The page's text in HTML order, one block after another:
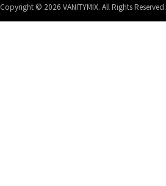
Copyright © 2026 VANITYMIX. All Rights Reserved.